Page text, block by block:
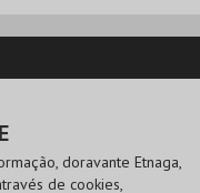
doravante Etnaga,
de cookies,